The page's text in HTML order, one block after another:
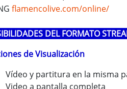
flamencolive.com/online/
DEL FORMATO
de Visualización
Vídeo y partitura en la misma
Video a pantalla completa